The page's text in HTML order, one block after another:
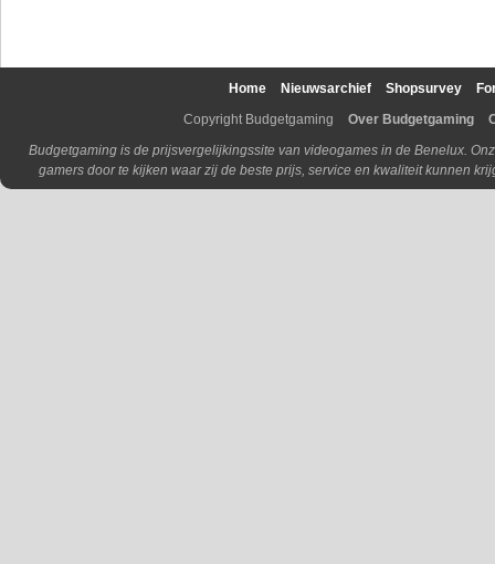
Home Nieuwsarchief Shopsurvey
Copyright Budgetgaming
Over Budgetgaming
Budgetgaming is de prijsvergelijkingssite van videogames in de Benelux.
gamers door te kijken waar zij de beste prijs, service en kwaliteit kunnen